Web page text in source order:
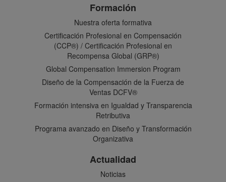
Formación
Nuestra oferta formativa
Certificación Profesional en Compensación
(CCP®) / Certificación Profesional en
Recompensa Global (GRP®)
Global Compensation Immersion Program
Diseño de la Compensación de la Fuerza de
Ventas DCFV®
Formación intensiva en Igualdad y Transparencia
Retributiva
Programa avanzado en Diseño y Transformación
Organizativa
Actualidad
Noticias